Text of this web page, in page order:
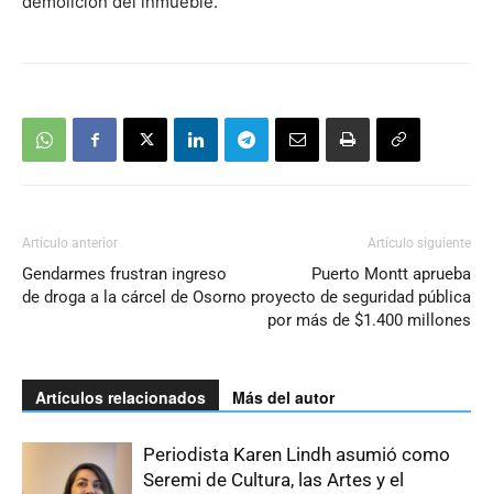
Artículo anterior
Gendarmes frustran ingreso
de droga a la cárcel de Osorno
Artículo siguiente
Puerto Montt aprueba
proyecto de seguridad pública
por más de $1.400 millones
Artículos relacionados Más del autor
Periodista Karen Lindh asumió como
Seremi de Cultura, las Artes y el